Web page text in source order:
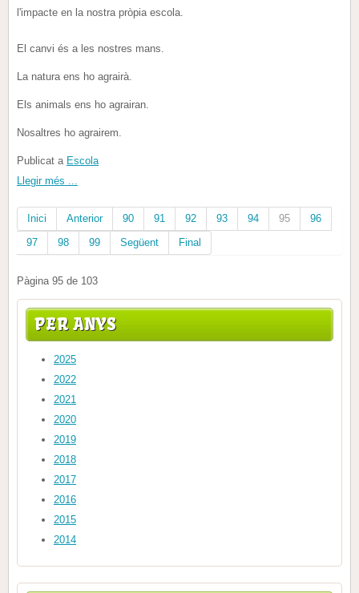
l'impacte en la nostra pròpia escola.
El canvi és a les nostres mans.
La natura ens ho agrairà.
Els animals ens ho agrairan.
Nosaltres ho agrairem.
Publicat a Escola
Llegir més ...
Inici Anterior 90 91 92 93 94 95
96
97
98 99 Següent Final
Pàgina 95 de 103
PER ANYS
2025
2022
2021
2020
2019
2018
2017
2016
2015
2014